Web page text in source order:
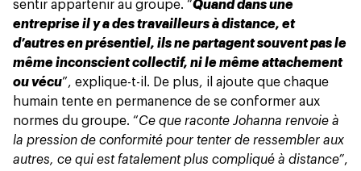
sentir appartenir au groupe. “Quand dans une
entreprise il y a des travailleurs à distance, et
d’autres en présentiel, ils ne partagent souvent pas le
même inconscient collectif, ni le même attachement
ou vécu”, explique-t-il. De plus, il ajoute que chaque
humain tente en permanence de se conformer aux
normes du groupe. “Ce que raconte Johanna renvoie à
la pression de conformité pour tenter de ressembler aux
autres, ce qui est fatalement plus compliqué à distance”,